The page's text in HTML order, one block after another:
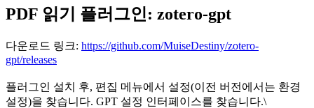
PDF 읽기 플러그인: zotero-gpt
다운로드 링크: https://github.com/MuiseDestiny/zotero-
gpt/releases
플러그인 설치 후, 편집 메뉴에서 설정(이전 버전에서는 환경
설정)을 찾습니다. GPT 설정 인터페이스를 찾습니다.\